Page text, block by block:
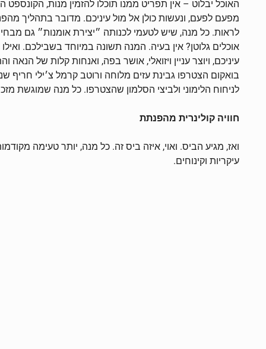
מפעם לפעם, ונעשות כולן אל מול עיניכם. מדובר בתהליך
לראות. כל מנה, שיש לטעמי לכנותה ״יצירת אומנות״ גם
אוכלים גלוטן? אין בעיה. המנה תשונה במיוחד בשבילכם.
עיניכם, ויוצר עניין ויזואלי, אושר בפה, ואנחות קלות של
בואקום הצטרפו גבינת עזים מלוחה ורוטב קרמל צ׳ילי חריף
לניחוח הלימוני ולביצי הסלמון שהצטרפו. כל מנה שמוגשת
חוויה קולינרית מהפנתת
ואז, מגיע הביס. ואוי, איזה ביס זה. כל מנה, יותר טעימה
עיקריות וקינוחים.